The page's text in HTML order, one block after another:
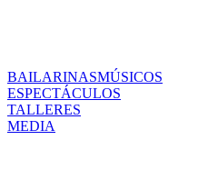
BAILARINASMÚSICOS
ESPECTÁCULOS
TALLERES
MEDIA